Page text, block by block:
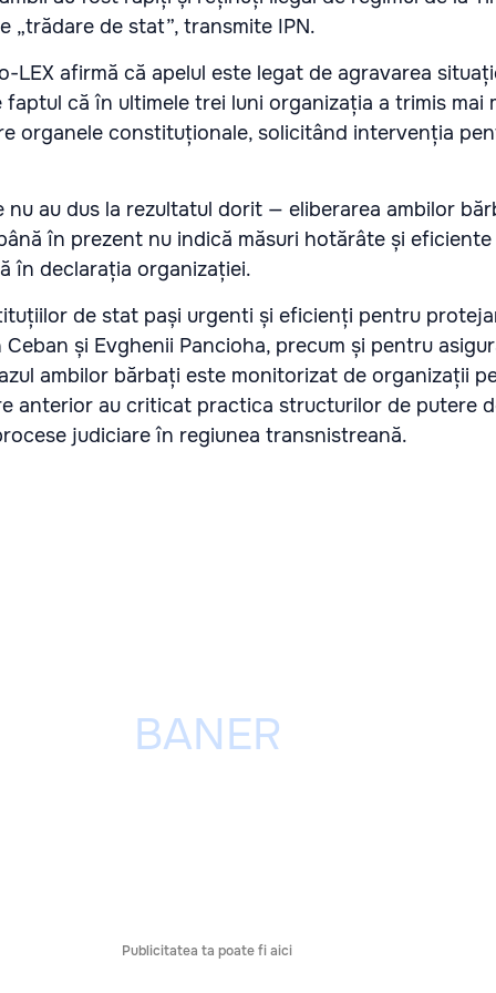
„trădare de stat”, transmite IPN.
LEX afirmă că apelul este legat de agravarea
că în ultimele trei luni organizația a trimis mai
organele constituționale, solicitând intervenția
nu au dus la rezultatul dorit — eliberarea ambilor
în prezent nu indică măsuri hotărâte și
în declarația organizației.
de stat pași urgenti și eficienți pentru
și Evghenii Pancioha, precum și pentru
ambilor bărbați este monitorizat de organizații
anterior au criticat practica structurilor de putere
judiciare în regiunea transnistreană.
Publicitatea ta poate fi aici